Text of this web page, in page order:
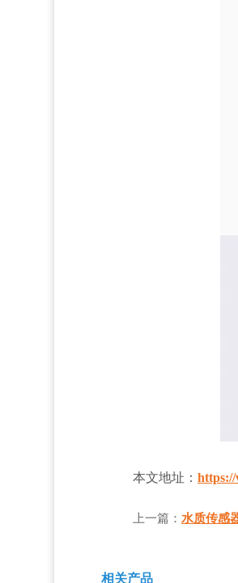
本文地址：
上一篇： 水质传感
相关产品